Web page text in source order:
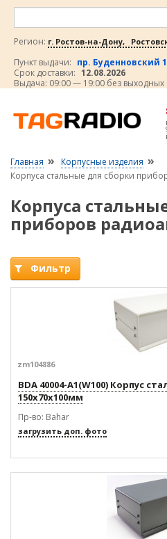
Регион: г. Ростов-на-Дону,
Пункт выдачи: пр. Буденновский
Срок доставки: 12.08.2026
Выдача: 09:00 — 19:00 без выходных
Главная » Корпусные изделия »
Корпуса стальные для сборки
Корпуса
приборов
Фильтр
zm104886
BDA 40004-A1(W100) Корпус
150x70x100мм
Пр-во: Bahar
загрузить доп. фото